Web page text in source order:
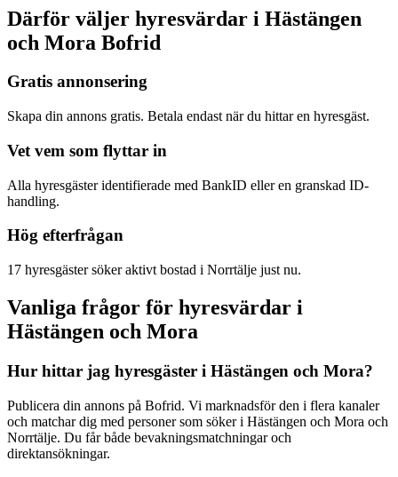
Därför väljer hyresvärdar i Hästängen
och Mora Bofrid
Gratis annonsering
Skapa din annons gratis. Betala endast när du hittar en hyresgäst.
Vet vem som flyttar in
Alla hyresgäster identifierade med BankID eller en granskad ID-
handling.
Hög efterfrågan
17 hyresgäster söker aktivt bostad i Norrtälje just nu.
Vanliga frågor för hyresvärdar i
Hästängen och Mora
Hur hittar jag hyresgäster i Hästängen och Mora?
Publicera din annons på Bofrid. Vi marknadsför den i flera kanaler
och matchar dig med personer som söker i Hästängen och Mora och
Norrtälje. Du får både bevakningsmatchningar och
direktansökningar.